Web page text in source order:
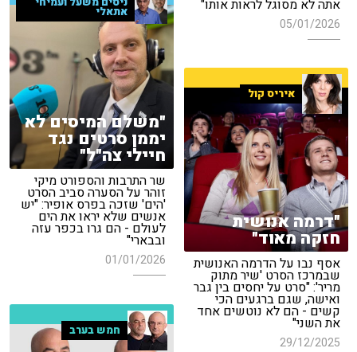
אתה לא מסוגל לראות אותו"
05/01/2026
אתאלי
"משלם המיסים לא
יממן סרטים נגד
חיילי צה"ל"
שר התרבות והספורט מיקי
זוהר על הסערה סביב הסרט
'הים' שזכה בפרס אופיר: "יש
אנשים שלא יראו את הים
לעולם - הם גרו בכפר עזה
ובבארי"
01/01/2026
איריס קול
"דרמה אנושית
חזקה מאוד"
אסף נבו על הדרמה האנושית
שבמרכז הסרט 'שיר מתוק
מריר': "סרט על יחסים בין גבר
ואישה, שגם ברגעים הכי
קשים - הם לא נוטשים אחד
את השני"
29/12/2025
חמש בערב